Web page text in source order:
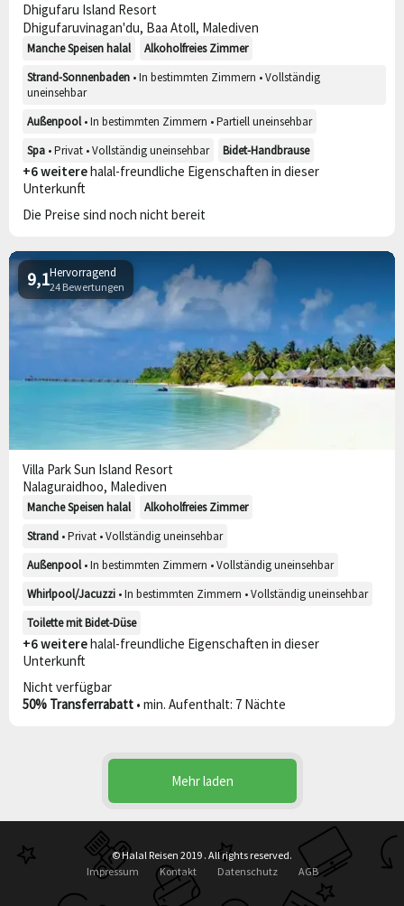
Dhigufaru Island Resort
Dhigufaruvinagan'du, Baa Atoll, Malediven
Manche Speisen halal
Alkoholfreies Zimmer
Strand-Sonnenbaden • In bestimmten Zimmern • Vollständig
uneinsehbar
Außenpool• In bestimmten Zimmern • Partiell uneinsehbar
Spa • Privat • Vollständig uneinsehbar Bidet-Handbrause
+6 weiterehalal-freundliche Eigenschaften in dieser
Unterkunft
Die Preise sind noch nicht bereit
Hervorragend
24 Bewertungen
9,1
Villa Park Sun Island Resort
Nalaguraidhoo, Malediven
Manche Speisen halal
Alkoholfreies Zimmer
Strand • Privat • Vollständig uneinsehbar
Außenpool• In bestimmten Zimmern • Vollständig uneinsehbar
Whirlpool/Jacuzzi • In bestimmten Zimmern • Vollständig uneinsehbar
Toilette mit Bidet-Düse
+6 weiterehalal-freundliche Eigenschaften in dieser
Unterkunft
Nicht verfügbar
50% Transferrabatt • min. Aufenthalt: 7 Nächte
Mehr laden
Zur Karte wechseln
© Halal Reisen 2019 . All rights reserved.
Impressum
Kontakt Datenschutz AGB